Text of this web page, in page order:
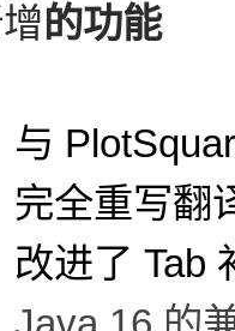
的功能
与
完全重写翻
改进了 Tab